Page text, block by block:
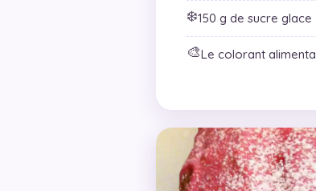
❄️150 g de sucre glace
🎨Le colorant